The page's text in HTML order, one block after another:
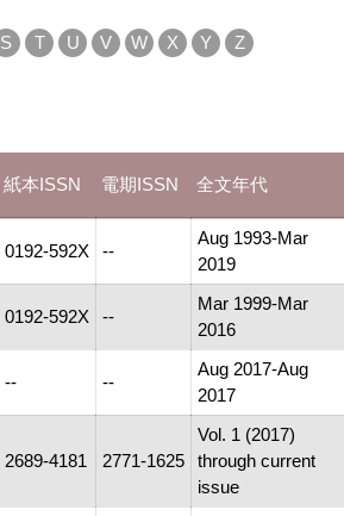
S T U V W X Y Z
紙本ISSN 電期ISSN 全文年代
0192-592X --
Aug 1993-Mar
2019
0192-592X --
Mar 1999-Mar
2016
-- --
Aug 2017-Aug
2017
2689-4181 2771-1625
Vol. 1 (2017)
through current
issue